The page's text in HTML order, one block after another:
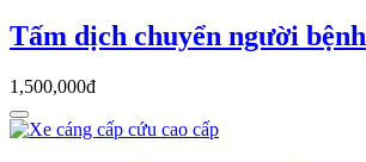
Tấm dịch chuyển người bệnh
1,500,000đ